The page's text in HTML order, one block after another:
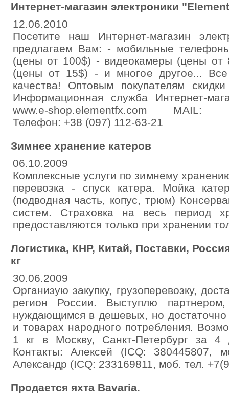
Интернет-магазин электроники
12.06.2010
Посетите наш Интернет-магазин
предлагаем Вам: - мобильные
(цены от 100$) - видеокамеры (цены
(цены от 15$) - и многое другое...
качества! Оптовым покупателям
Информационная служба Интернет-
www.e-shop.elementfx.com MAIL:
Телефон: +38 (097) 112-63-21
Зимнее хранение катеров
06.10.2009
Комплексные услуги по зимнему
перевозка - спуск катера. Мойка
(подводная часть, копус, трюм)
систем. Страховка на весь период
предоставляются только при хранении
Логистика, КНР, Китай, Поставки,
кг
30.06.2009
Организую закупку, грузоперевозку,
регион России. Выступлю
нуждающимся в дешевых, но достаточно
и товарах народного потребления.
1 кг в Москву, Санкт-Петербург за 4
Контакты: Алексей (ICQ: 380445807,
Александр (ICQ: 233169811, моб. тел.
Продается яхта Bavaria.